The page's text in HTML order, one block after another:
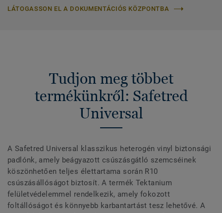
LÁTOGASSON EL A DOKUMENTÁCIÓS KÖZPONTBA
Tudjon meg többet
termékünkről: Safetred
Universal
A Safetred Universal klasszikus heterogén vinyl biztonsági
padlónk, amely beágyazott csúszásgátló szemcséinek
köszönhetően teljes élettartama során R10
csúszásállóságot biztosít. A termék Tektanium
felületvédelemmel rendelkezik, amely fokozott
foltállóságot és könnyebb karbantartást tesz lehetővé. A